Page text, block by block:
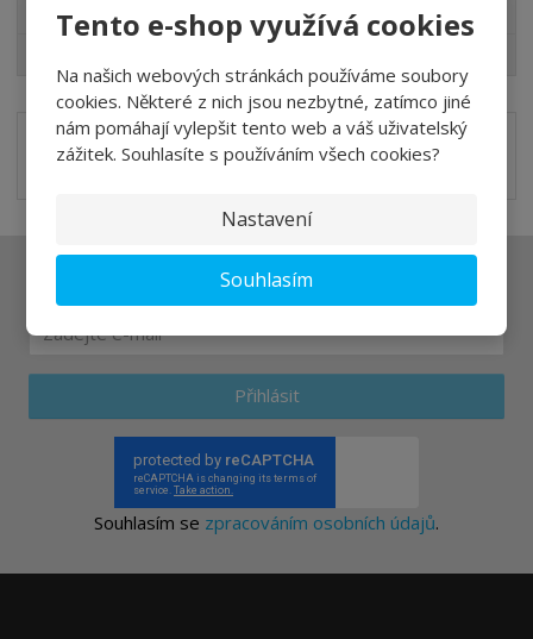
Tento e-shop využívá cookies
Na našich webových stránkách používáme soubory
cookies. Některé z nich jsou nezbytné, zatímco jiné
nám pomáhají vylepšit tento web a váš uživatelský
zážitek. Souhlasíte s používáním všech cookies?
Nastavení
Souhlasím
Lazury pro Vás
Ať vám nic neunikne
Přihlásit
Souhlasím se zpracováním osobních údajů.